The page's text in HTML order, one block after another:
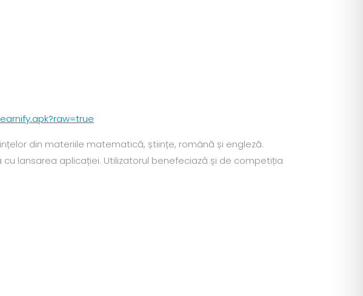
din materiile matematică, științe, română și engleză.
lansarea aplicației. Utilizatorul benefeciază și de competiția